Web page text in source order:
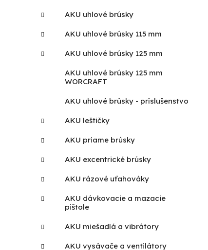
AKU uhlové brúsky
AKU uhlové brúsky 115 mm
AKU uhlové brúsky 125 mm
AKU uhlové brúsky 125 mm
WORCRAFT
AKU uhlové brúsky - príslušenstvo
AKU leštičky
AKU priame brúsky
AKU excentrické brúsky
AKU rázové uťahováky
AKU dávkovacie a mazacie
pištole
AKU miešadlá a vibrátory
AKU vysávače a ventilátory